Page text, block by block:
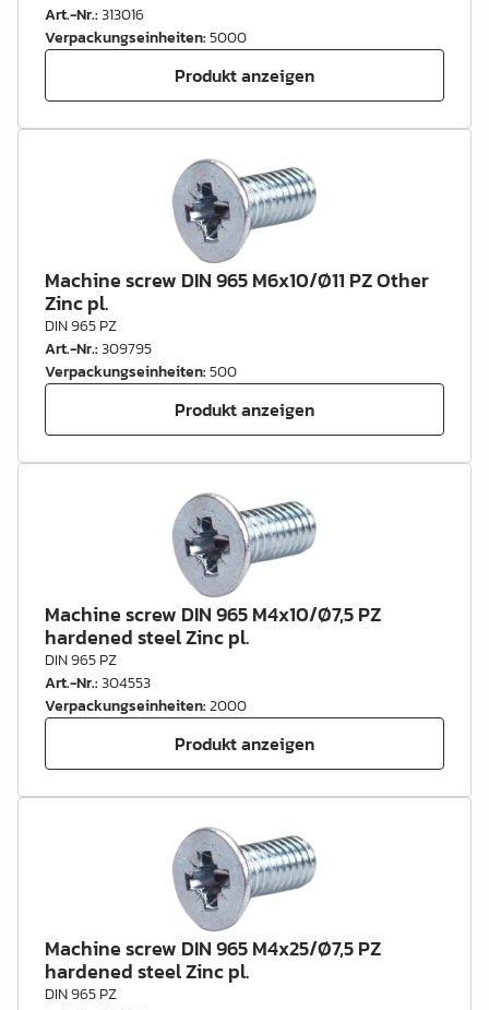
Art.-Nr.:313016
Verpackungseinheiten:5000
Produkt anzeigen
Machine screw DIN 965 M6x10/Ø11 PZ Other
Zinc pl.
DIN 965 PZ
Art.-Nr.:309795
Verpackungseinheiten:500
Produkt anzeigen
Machine screw DIN 965 M4x10/Ø7,5 PZ
hardened steel Zinc pl.
DIN 965 PZ
Art.-Nr.:304553
Verpackungseinheiten:2000
Produkt anzeigen
Machine screw DIN 965 M4x25/Ø7,5 PZ
hardened steel Zinc pl.
DIN 965 PZ